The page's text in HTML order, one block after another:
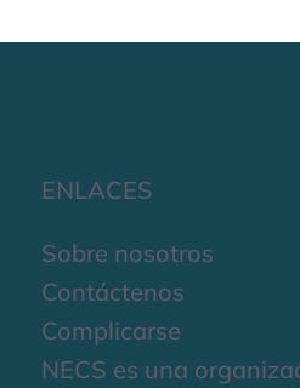
ENLACES
Sobre nosotros
Contáctenos
Complicarse
NECS es una